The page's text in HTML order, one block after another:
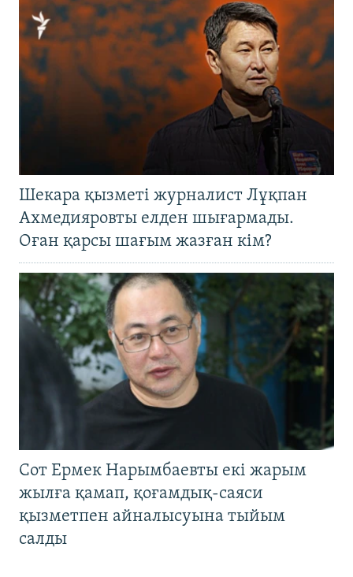
Шекара қызметі журналист Лұқпан
Ахмедияровты елден шығармады.
Оған қарсы шағым жазған кім?
Сот Ермек Нарымбаевты екі жарым
жылға қамап, қоғамдық-саяси
қызметпен айналысуына тыйым
салды